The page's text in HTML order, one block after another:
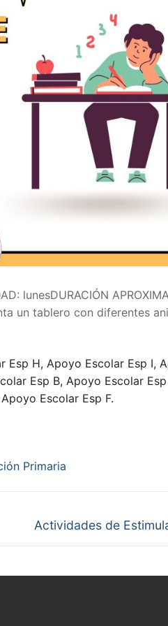
lunesDURACIÓN
un tablero con diferentes
Esp H, Apoyo Escolar Esp I,
Esp B, Apoyo Escolar
Escolar Esp F.
Primaria
Next
Actividades de